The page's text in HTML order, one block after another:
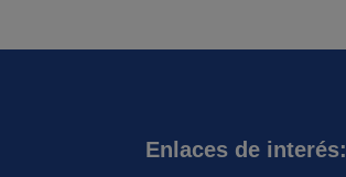
Enlaces de interés: